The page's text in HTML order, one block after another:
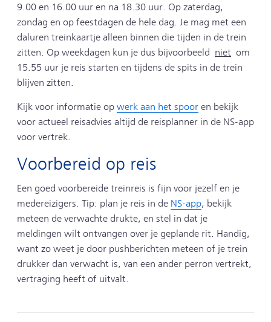
9.00 en 16.00 uur en na 18.30 uur. Op zaterdag,
zondag en op feestdagen de hele dag. Je mag met een
daluren treinkaartje alleen binnen die tijden in de trein
zitten. Op weekdagen kun je dus bijvoorbeeld niet om
15.55 uur je reis starten en tijdens de spits in de trein
blijven zitten.
Kijk voor informatie op werk aan het spoor en bekijk
voor actueel reisadvies altijd de reisplanner in de NS-app
voor vertrek.
Voorbereid op reis
Een goed voorbereide treinreis is fijn voor jezelf en je
medereizigers. Tip: plan je reis in de NS-app, bekijk
meteen de verwachte drukte, en stel in dat je
meldingen wilt ontvangen over je geplande rit. Handig,
want zo weet je door pushberichten meteen of je trein
drukker dan verwacht is, van een ander perron vertrekt,
vertraging heeft of uitvalt.